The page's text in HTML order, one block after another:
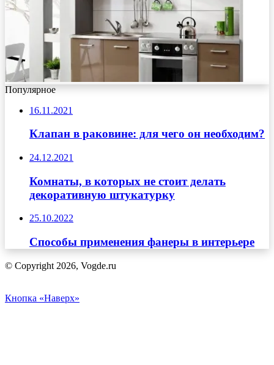
Популярное
16.11.2021
Клапан в раковине: для чего он необходим?
24.12.2021
Комнаты, в которых не стоит делать
декоративную штукатурку
25.10.2022
Способы применения фанеры в интерьере
© Copyright 2026, Vogde.ru
Кнопка «Наверх»